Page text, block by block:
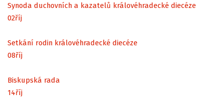
Synoda duchovních a kazatelů královéhradecké diecéze
02říj
Setkání rodin královéhradecké diecéze
08říj
Biskupská rada
14říj